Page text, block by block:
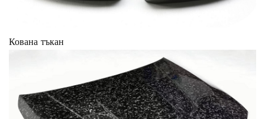
Кована тъкан